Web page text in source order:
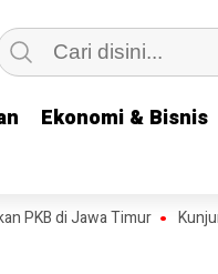
Ekonomi & Bisnis
Ekonomi & Bisnis
Timur Kunjungan